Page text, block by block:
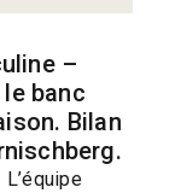
–
le banc
Bilan
L’équipe